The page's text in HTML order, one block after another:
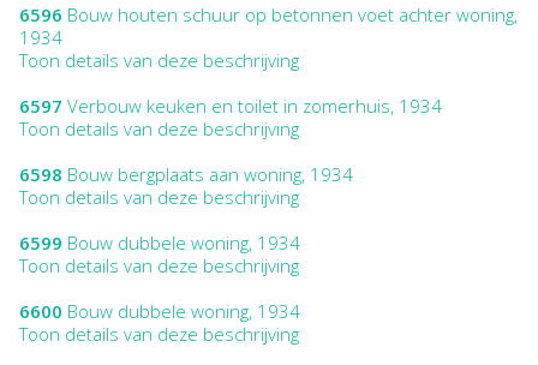
6596 Bouw houten schuur op betonnen voet achter woning,
1934
Toon details van deze beschrijving
6597 Verbouw keuken en toilet in zomerhuis, 1934
Toon details van deze beschrijving
6598 Bouw bergplaats aan woning, 1934
Toon details van deze beschrijving
6599 Bouw dubbele woning, 1934
Toon details van deze beschrijving
6600 Bouw dubbele woning, 1934
Toon details van deze beschrijving